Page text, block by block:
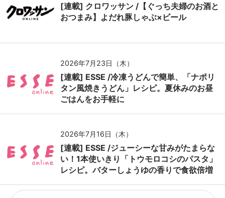
[連載] クロワッサン /【ぐっち夫婦のお酒と
おつまみ】よだれ豚しゃぶ×ビール
2026年7月23日（木）
[連載] ESSE /冷凍うどんで簡単、「ナポリ
タン風焼きうどん」レシピ。夏休みのお昼
ごはんをお手軽に
2026年7月16日（木）
[連載] ESSE /ジューシーな甘みがたまらな
い！1本使いきり「トウモロコシのパスタ」
レシピ。バターしょうゆの香りで食欲倍増